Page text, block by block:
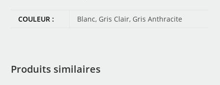
COULEUR : Blanc, Gris Clair, Gris Anthracite
Produits similaires